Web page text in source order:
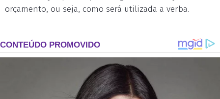
orçamento, ou seja, como será utilizada a verba.